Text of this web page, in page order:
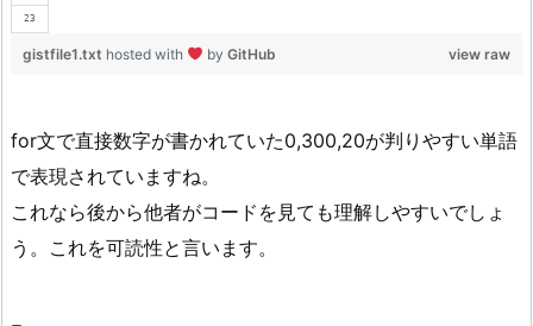
view raw
gistfile1.txt hosted with by GitHub
for文で直接数字が書かれていた0,300,20が判りやすい単語
で表現されていますね。
これなら後から他者がコードを見ても理解しやすいでしょ
う。これを可読性と言います。